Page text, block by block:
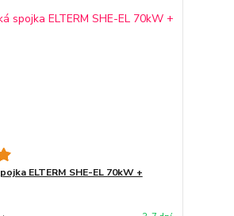
ELTERM SHE-EL 70kW +